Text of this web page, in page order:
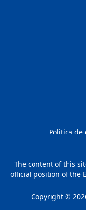
Politica de
The content of this
official position of the
Copyright ©